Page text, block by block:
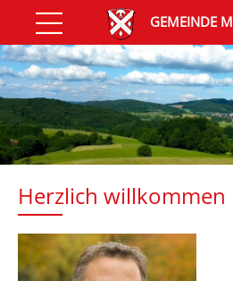
GEMEINDE
Herzlich willkommen